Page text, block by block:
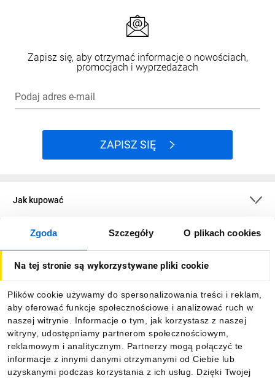
Zgoda Szczegóły O plikach cookies
Na tej stronie są wykorzystywane pliki cookie
Plików cookie używamy do spersonalizowania treści i reklam,
aby oferować funkcje społecznościowe i analizować ruch w
naszej witrynie. Informacje o tym, jak korzystasz z naszej
witryny, udostępniamy partnerom społecznościowym,
reklamowym i analitycznym. Partnerzy mogą połączyć te
informacje z innymi danymi otrzymanymi od Ciebie lub
uzyskanymi podczas korzystania z ich usług. Dzięki Twojej
Zapisz się, aby otrzymać informacje o nowościach,
promocjach i wyprzedażach
Podaj adres e-mail
ZAPISZ SIĘ
Jak kupować
O firmie
Informacje
Pobierz naszą aplikację mobilną: